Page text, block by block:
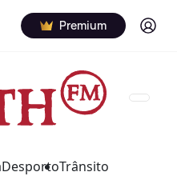
Premium Log in
DesportoTrânsito